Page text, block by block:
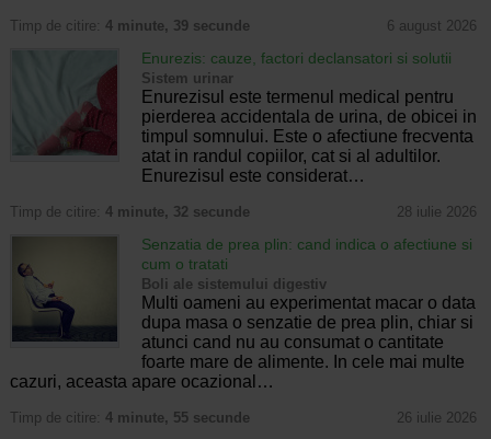
Timp de citire: 4 minute, 39 secunde 6 august 2026
Enurezis: cauze, factori declansatori si solutii
Sistem urinar
Enurezisul este termenul medical pentru
pierderea accidentala de urina, de obicei in
timpul somnului. Este o afectiune frecventa
atat in randul copiilor, cat si al adultilor.
Enurezisul este considerat…
Timp de citire: 4 minute, 32 secunde 28 iulie 2026
Senzatia de prea plin: cand indica o afectiune si
cum o tratati
Boli ale sistemului digestiv
Multi oameni au experimentat macar o data
dupa masa o senzatie de prea plin, chiar si
atunci cand nu au consumat o cantitate
foarte mare de alimente. In cele mai multe
cazuri, aceasta apare ocazional…
Timp de citire: 4 minute, 55 secunde 26 iulie 2026